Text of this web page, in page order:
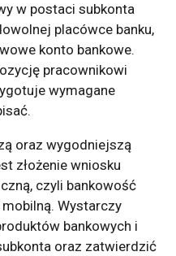
w postaci subkonta
placówce banku,
konto bankowe.
pracownikowi
wymagane
oraz wygodniejszą
złożenie wniosku
czyli bankowość
Wystarczy
bankowych i
oraz zatwierdzić